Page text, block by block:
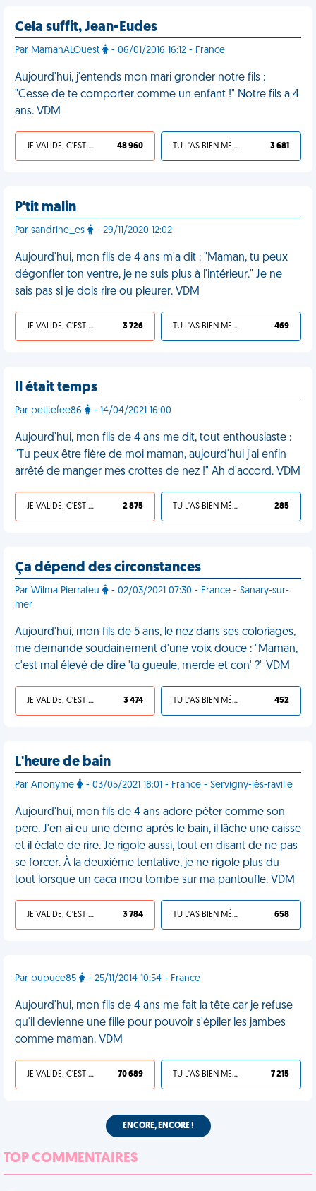
Cela suffit, Jean-Eudes
Par MamanALOuest - 06/01/2016 16:12 - France
Aujourd'hui, j'entends mon mari gronder notre fils :
"Cesse de te comporter comme un enfant !" Notre fils a 4
ans. VDM
JE VALIDE, C'EST UNE VDM 48 960 TU L'AS BIEN MÉRITÉ 3 681
P'tit malin
Par sandrine_es - 29/11/2020 12:02
Aujourd'hui, mon fils de 4 ans m'a dit : "Maman, tu peux
dégonfler ton ventre, je ne suis plus à l'intérieur." Je ne
sais pas si je dois rire ou pleurer. VDM
JE VALIDE, C'EST UNE VDM 3 726 TU L'AS BIEN MÉRITÉ 469
Il était temps
Par petitefee86 - 14/04/2021 16:00
Aujourd'hui, mon fils de 4 ans me dit, tout enthousiaste :
"Tu peux être fière de moi maman, aujourd'hui j'ai enfin
arrêté de manger mes crottes de nez !" Ah d'accord. VDM
JE VALIDE, C'EST UNE VDM 2 875 TU L'AS BIEN MÉRITÉ 285
Ça dépend des circonstances
Par Wilma Pierrafeu
- 02/03/2021 07:30 - France - Sanary-sur-
mer
Aujourd'hui, mon fils de 5 ans, le nez dans ses coloriages,
me demande soudainement d'une voix douce : "Maman,
c'est mal élevé de dire 'ta gueule, merde et con' ?" VDM
JE VALIDE, C'EST UNE VDM 3 474 TU L'AS BIEN MÉRITÉ 452
L'heure de bain
Par Anonyme - 03/05/2021 18:01 - France - Servigny-lès-raville
Aujourd'hui, mon fils de 4 ans adore péter comme son
père. J'en ai eu une démo après le bain, il lâche une caisse
et il éclate de rire. Je rigole aussi, tout en disant de ne pas
se forcer. À la deuxième tentative, je ne rigole plus du
tout lorsque un caca mou tombe sur ma pantoufle. VDM
JE VALIDE, C'EST UNE VDM 3 784 TU L'AS BIEN MÉRITÉ 658
Par pupuce85 - 25/11/2014 10:54 - France
Aujourd'hui, mon fils de 4 ans me fait la tête car je refuse
qu'il devienne une fille pour pouvoir s'épiler les jambes
comme maman. VDM
JE VALIDE, C'EST UNE VDM 70 689 TU L'AS BIEN MÉRITÉ 7 215
ENCORE, ENCORE !
TOP COMMENTAIRES